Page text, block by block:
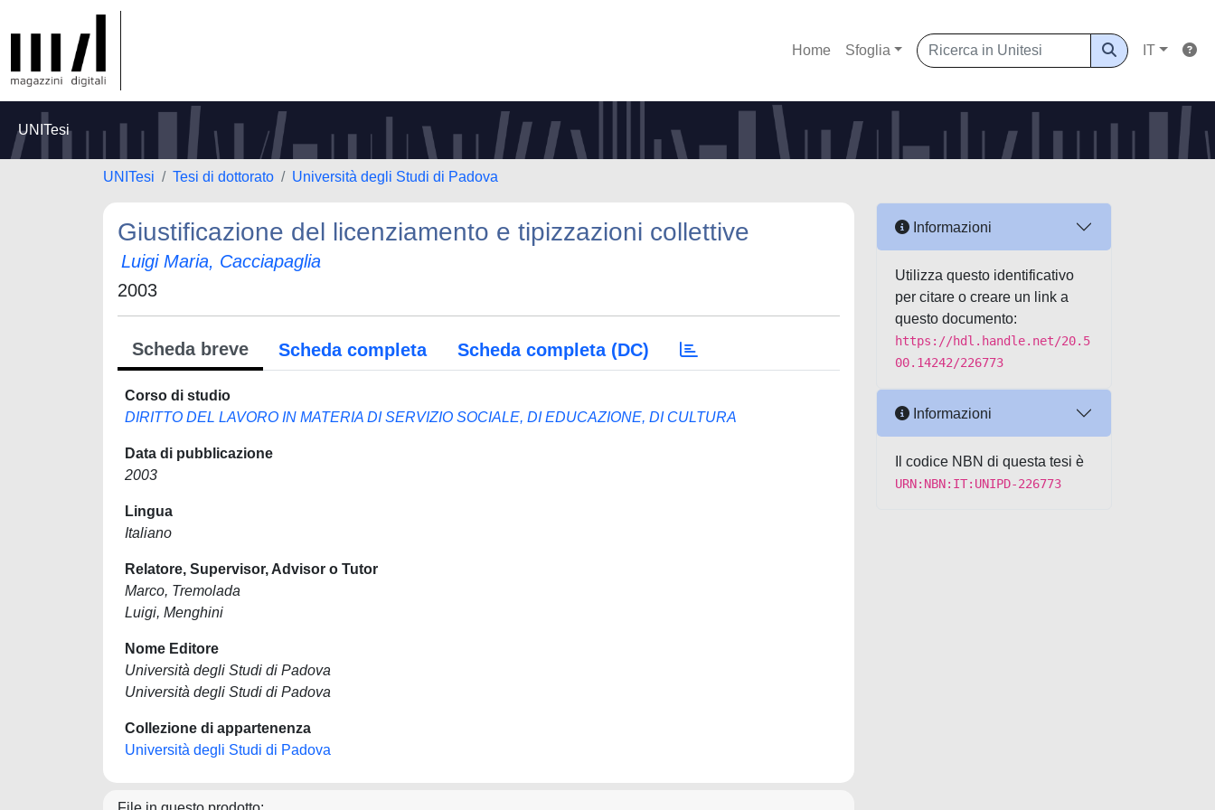
Home Sfoglia IT
UNITesi
UNITesi Tesi di dottorato Università degli Studi di Padova
Giustificazione del licenziamento e tipizzazioni collettive
Luigi Maria, Cacciapaglia
2003
Scheda breve Scheda completa Scheda completa (DC)
Corso di studio
DIRITTO DEL LAVORO IN MATERIA DI SERVIZIO SOCIALE, DI EDUCAZIONE, DI CULTURA
Data di pubblicazione
2003
Lingua
Italiano
Relatore, Supervisor, Advisor o Tutor
Marco, Tremolada
Luigi, Menghini
Nome Editore
Università degli Studi di Padova
Università degli Studi di Padova
Collezione di appartenenza
Università degli Studi di Padova
Informazioni
Utilizza questo identificativo
per citare o creare un link a
questo documento:
https://hdl.handle.net/20.5
00.14242/226773
Informazioni
Il codice NBN di questa tesi è
URN:NBN:IT:UNIPD-226773